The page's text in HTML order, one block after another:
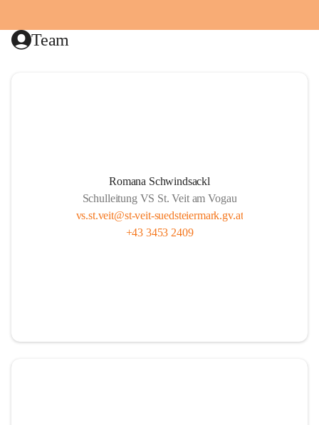
Team
Romana Schwindsackl
Schulleitung VS St. Veit am Vogau
vs.st.veit@st-veit-suedsteiermark.gv.at
+43 3453 2409